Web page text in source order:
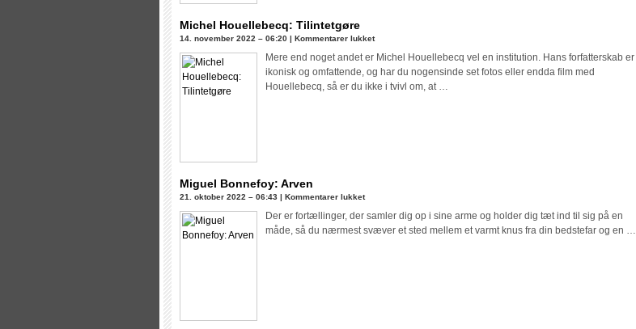
Michel Houellebecq: Tilintetgøre
14. november 2022 – 06:20 | Kommentarer lukkettil
Michel
Houellebecq:
Tilintetgøre
Mere end noget andet er Michel Houellebecq vel en institution. Hans forfatterskab er
ikonisk og omfattende, og har du nogensinde set fotos eller endda film med
Houellebecq, så er du ikke i tvivl om, at …
Miguel Bonnefoy: Arven
21. oktober 2022 – 06:43 | Kommentarer lukkettil
Miguel
Der er fortællinger, der samler dig op i sine arme og holder dig tæt ind til sig på en
måde, så du nærmest svæver et sted mellem et varmt knus fra din bedstefar og en …